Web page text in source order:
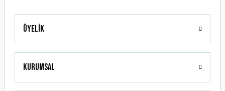
Üyelik
Kurumsal